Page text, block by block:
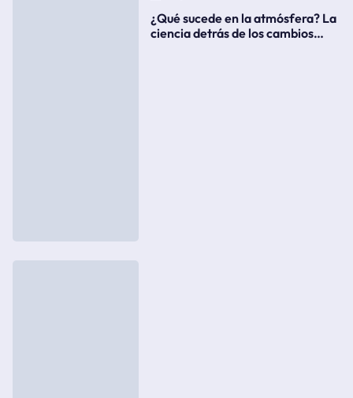
¿Qué sucede en la atmósfera? La
ciencia detrás de los cambios